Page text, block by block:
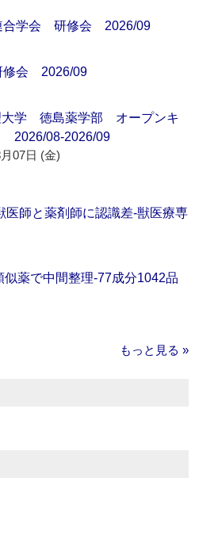
合学会 研修会 2026/09
修会 2026/09
大学 徳島薬学部 オープンキ
2026/08-2026/09
07日 (金)
医師と薬剤師に認識差‐獣医療専
似薬で中間整理‐77成分1042品
もっと見る »